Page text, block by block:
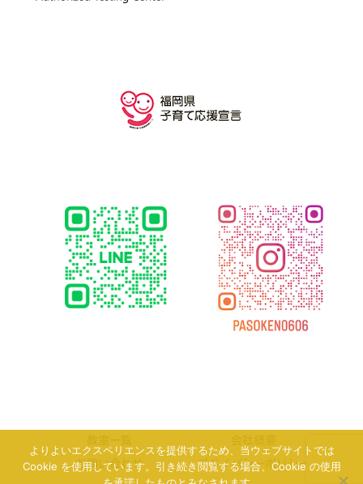
お問い合わせ プライバシーポリシー
よりよいエクスペリエンスを提供するため、当ウェブサイトでは
Cookie を使用しています。引き続き閲覧する場合、Cookie の使用